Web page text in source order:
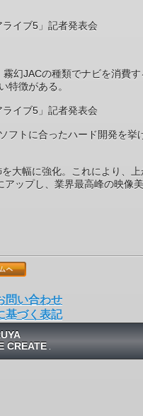
JACの種類でナビを消費
特徴がある。
トに合ったハード開発を挙
大幅に強化。これにより、
ップし、業界最高峰の映像美
問い合わせ
基づく表記
CREATE